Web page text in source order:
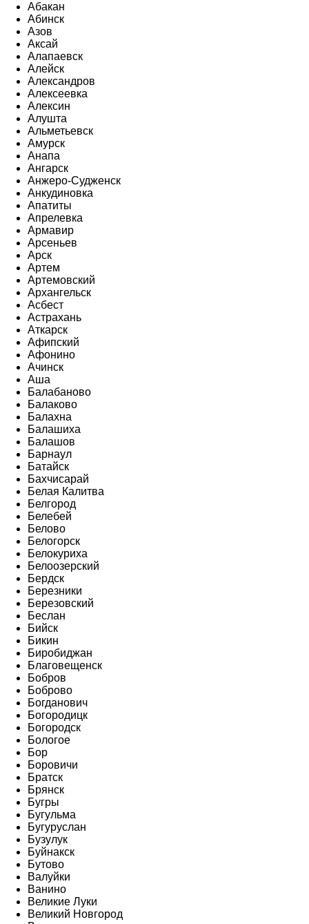
Абакан
Абинск
Азов
Аксай
Алапаевск
Алейск
Александров
Алексеевка
Алексин
Алушта
Альметьевск
Амурск
Анапа
Ангарск
Анжеро-Судженск
Анкудиновка
Апатиты
Апрелевка
Армавир
Арсеньев
Арск
Артем
Артемовский
Архангельск
Асбест
Астрахань
Аткарск
Афипский
Афонино
Ачинск
Аша
Балабаново
Балаково
Балахна
Балашиха
Балашов
Барнаул
Батайск
Бахчисарай
Белая Калитва
Белгород
Белебей
Белово
Белогорск
Белокуриха
Белоозерский
Бердск
Березники
Березовский
Беслан
Бийск
Бикин
Биробиджан
Благовещенск
Бобров
Боброво
Богданович
Богородицк
Богородск
Бологое
Бор
Боровичи
Братск
Брянск
Бугры
Бугульма
Бугуруслан
Бузулук
Буйнакск
Бутово
Валуйки
Ванино
Великие Луки
Великий Новгород